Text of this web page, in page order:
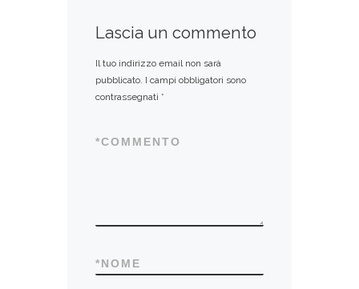
Lascia un commento
Il tuo indirizzo email non sarà
pubblicato. I campi obbligatori sono
contrassegnati *
COMMENTO
*
NOME
*